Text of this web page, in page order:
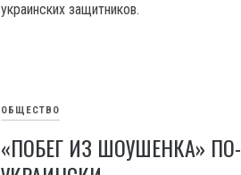
украинских защитников.
ОБЩЕСТВО
«ПОБЕГ ИЗ ШОУШЕНКА» ПО-